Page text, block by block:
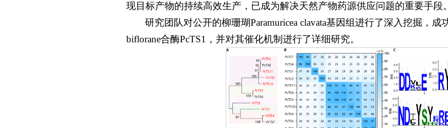
现目标产物的持续高效生产，已成为解决天然产物药源供应问题的重要手段。
研究团队对公开的柳珊瑚Paramuricea clavata基因组进行了深入挖掘，成
biflorane合酶PcTS1，并对其催化机制进行了详细研究。